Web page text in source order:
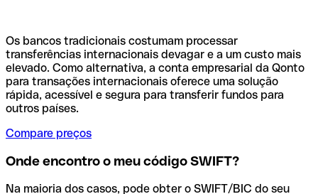
Os bancos tradicionais costumam processar
transferências internacionais devagar e a um custo mais
elevado. Como alternativa, a conta empresarial da Qonto
para transações internacionais oferece uma solução
rápida, acessível e segura para transferir fundos para
outros países.
Compare preços
Onde encontro o meu código SWIFT?
Na maioria dos casos, pode obter o SWIFT/BIC do seu